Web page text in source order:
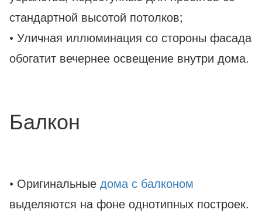
стандартной высотой потолков;
• Уличная иллюминация со стороны фасада
обогатит вечернее освещение внутри дома.
Балкон
• Оригинальные дома с балконом
выделяются на фоне однотипных построек.